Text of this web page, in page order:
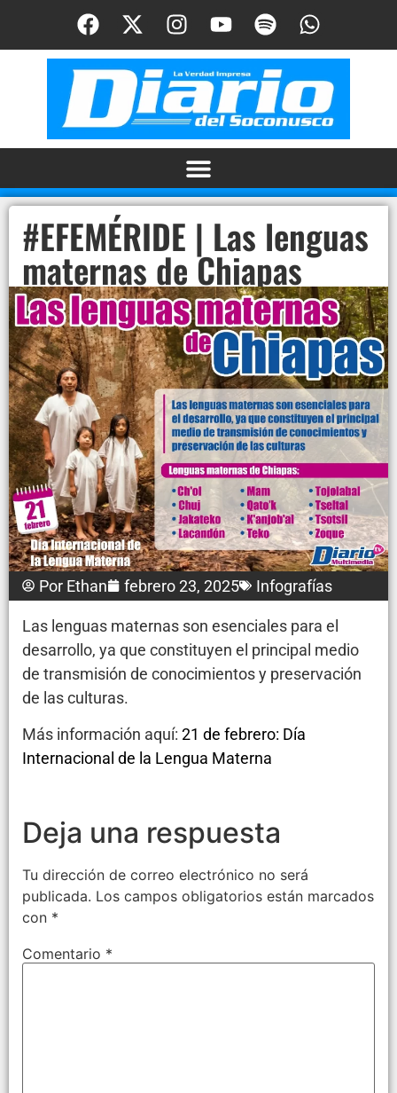
#EFEMÉRIDE | Las lenguas
maternas de Chiapas
Por Ethan febrero 23, 2025 Infografías
Las lenguas maternas son esenciales para el
desarrollo, ya que constituyen el principal medio
de transmisión de conocimientos y preservación
de las culturas.
Más información aquí: 21 de febrero: Día
Internacional de la Lengua Materna
Deja una respuesta
Tu dirección de correo electrónico no será
publicada. Los campos obligatorios están marcados
con *
Comentario *